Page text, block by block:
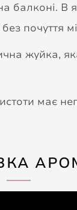
балконі.
почуття
жуйка,
має